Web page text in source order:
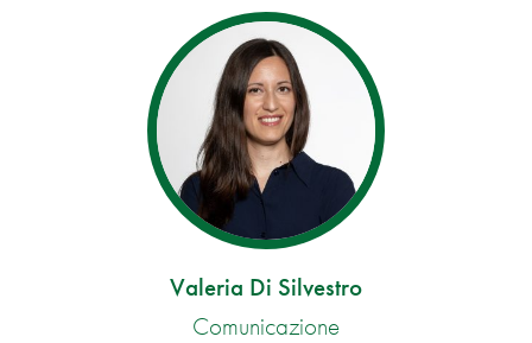
Valeria Di Silvestro
Comunicazione